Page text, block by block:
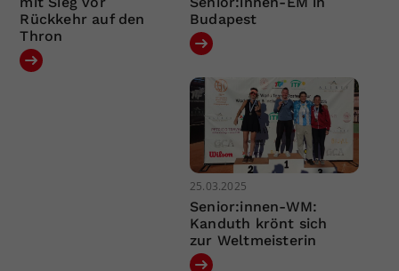
Rückkehr auf den
Thron
Budapest
25.03.2025
Senior:innen-WM:
Kanduth krönt sich
zur Weltmeisterin